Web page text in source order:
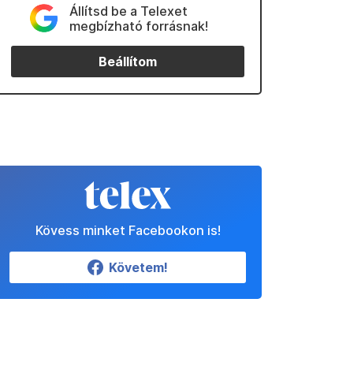
Állítsd be a Telexet
megbízható forrásnak!
Beállítom
Kövess minket Facebookon is!
Követem!